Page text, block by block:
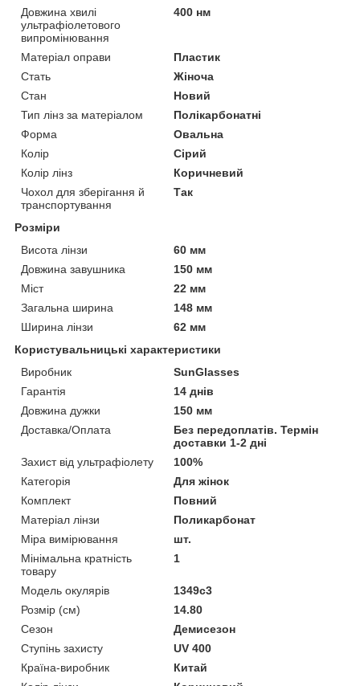
Довжина хвилі
ультрафіолетового
випромінювання
400 нм
Матеріал оправи
Пластик
Стать
Жіноча
Стан
Новий
Тип лінз за матеріалом
Полікарбонатні
Форма
Овальна
Колір
Сірий
Колір лінз
Коричневий
Чохол для зберігання й
транспортування
Так
Розміри
Висота лінзи
60 мм
Довжина завушника
150 мм
Міст
22 мм
Загальна ширина
148 мм
Ширина лінзи
62 мм
Користувальницькі характеристики
Виробник
SunGlasses
Гарантія
14 днів
Довжина дужки
150 мм
Доставка/Оплата
Без передоплатів. Термін
доставки 1-2 дні
Захист від ультрафіолету
100%
Категорія
Для жінок
Комплект
Повний
Матеріал лінзи
Поликарбонат
Міра вимірювання
шт.
Мінімальна кратність
товару
1
Модель окулярів
1349c3
Розмір (см)
14.80
Сезон
Демисезон
Ступінь захисту
UV 400
Країна-виробник
Китай